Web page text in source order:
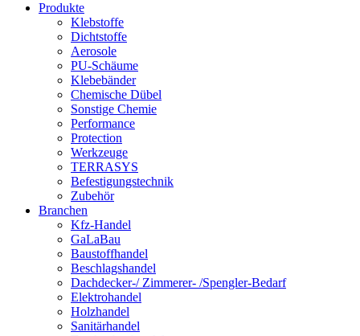
Produkte
Klebstoffe
Dichtstoffe
Aerosole
PU-Schäume
Klebebänder
Chemische Dübel
Sonstige Chemie
Performance
Protection
Werkzeuge
TERRASYS
Befestigungstechnik
Zubehör
Branchen
Kfz-Handel
GaLaBau
Baustoffhandel
Beschlagshandel
Dachdecker-/ Zimmerer- /Spengler-Bedarf
Elektrohandel
Holzhandel
Sanitärhandel